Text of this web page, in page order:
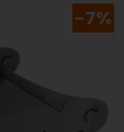
-7%